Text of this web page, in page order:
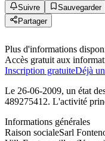
Suivre
Sauvegarder
Partager
Plus d'informations
Accès gratuit aux
Inscription gratuiteDéjà
Le 26-06-2009, un état
489275412. L'activité
Informations générales
Raison socialeSarl